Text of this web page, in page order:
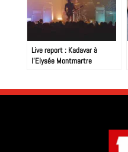
Live report : Kadavar à
l’Elysée Montmartre